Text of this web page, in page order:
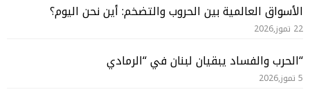
الأسواق العالمية بين الحروب والتضخم: أين نحن اليوم؟
22 تموز,2026
“الحرب والفساد يبقيان لبنان في “الرمادي
5 تموز,2026